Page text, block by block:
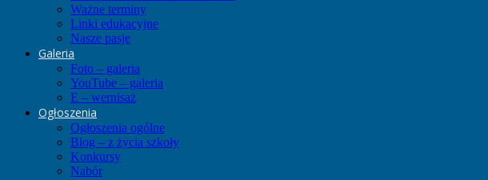
Ważne terminy
Linki edukacyjne
Nasze pasje
Galeria
Foto – galeria
YouTube – galeria
E – wernisaż
Ogłoszenia
Ogłoszenia ogólne
Blog – z życia szkoły
Konkursy
Nabór